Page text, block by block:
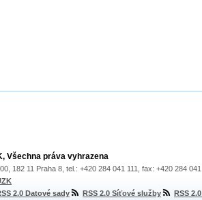
Všechna práva vyhrazena
182 11 Praha 8, tel.: +420 284 041 111, fax: +420 284
2.0 Datové sady RSS 2.0 Síťové služby RSS